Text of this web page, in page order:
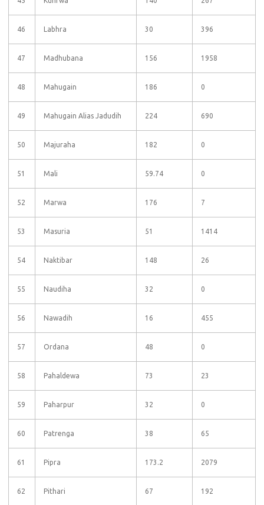
46 Labhra 30 396
47 Madhubana 156 1958
48 Mahugain 186 0
49 Mahugain Alias Jadudih 224 690
50 Majuraha 182 0
51 Mali 59.74 0
52 Marwa 176 7
53 Masuria 51 1414
54 Naktibar 148 26
55 Naudiha 32 0
56 Nawadih 16 455
57 Ordana 48 0
58 Pahaldewa 73 23
59 Paharpur 32 0
60 Patrenga 38 65
61 Pipra 173.2 2079
62 Pithari 67 192